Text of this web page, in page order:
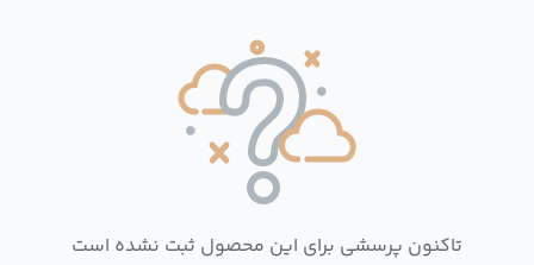
تاکنون پرسشی برای این محصول ثبت نشده است